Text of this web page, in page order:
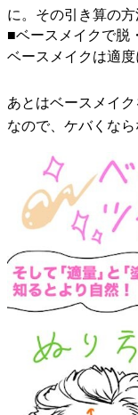
に。その引き算の
■ベースメイクで脱
ベースメイクは適度
あとはベースメイ
なので、ケバくな